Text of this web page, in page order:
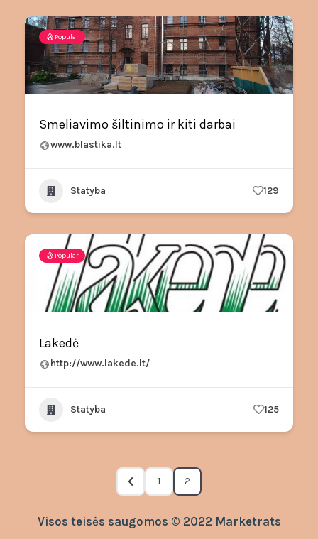
Popular
Smeliavimo šiltinimo ir kiti darbai
www.blastika.lt
Statyba 129
Popular
Lakedė
http://www.lakede.lt/
Statyba 125
1 2
Visos teisės saugomos © 2022 Marketrats